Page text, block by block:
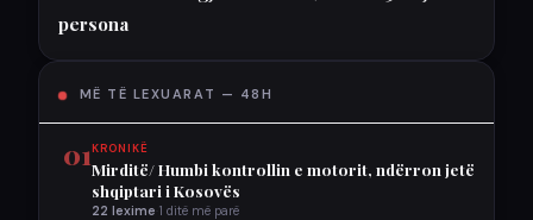
persona
MË TË LEXUARAT — 48H
01KRONIKË
Mirditë/ Humbi kontrollin e motorit, ndërron jetë
shqiptari i Kosovës
22 lexime 1 ditë më parë